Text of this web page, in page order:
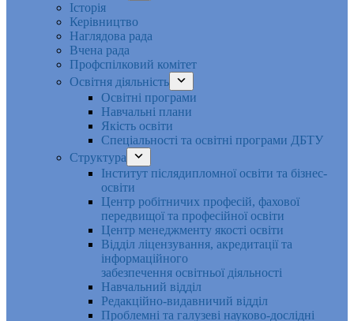
Історія
Керівництво
Наглядова рада
Вчена рада
Профспілковий комітет
Освітня діяльність
Освітні програми
Навчальні плани
Якість освіти
Спеціальності та освітні програми ДБТУ
Структура
Інститут післядипломної освіти та бізнес-
освіти
Центр робітничих професій, фахової
передвищої та професійної освіти
Центр менеджменту якості освіти
Відділ ліцензування, акредитації та
інформаційного
забезпечення освітньої діяльності
Навчальний відділ
Редакційно-видавничий відділ
Проблемні та галузеві науково-дослідні